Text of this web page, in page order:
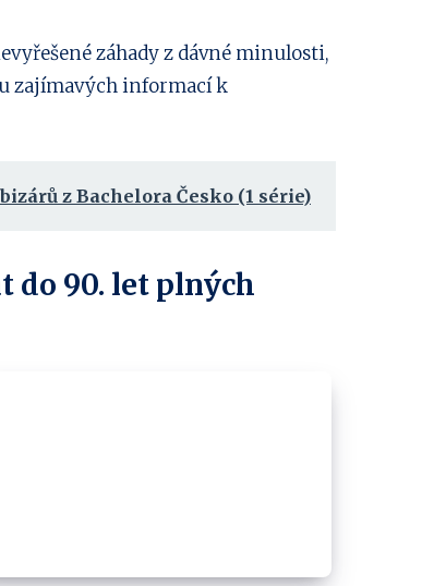
záhady z dávné minulosti,
zajímavých informací k
z Bachelora Česko (1 série)
do 90. let plných